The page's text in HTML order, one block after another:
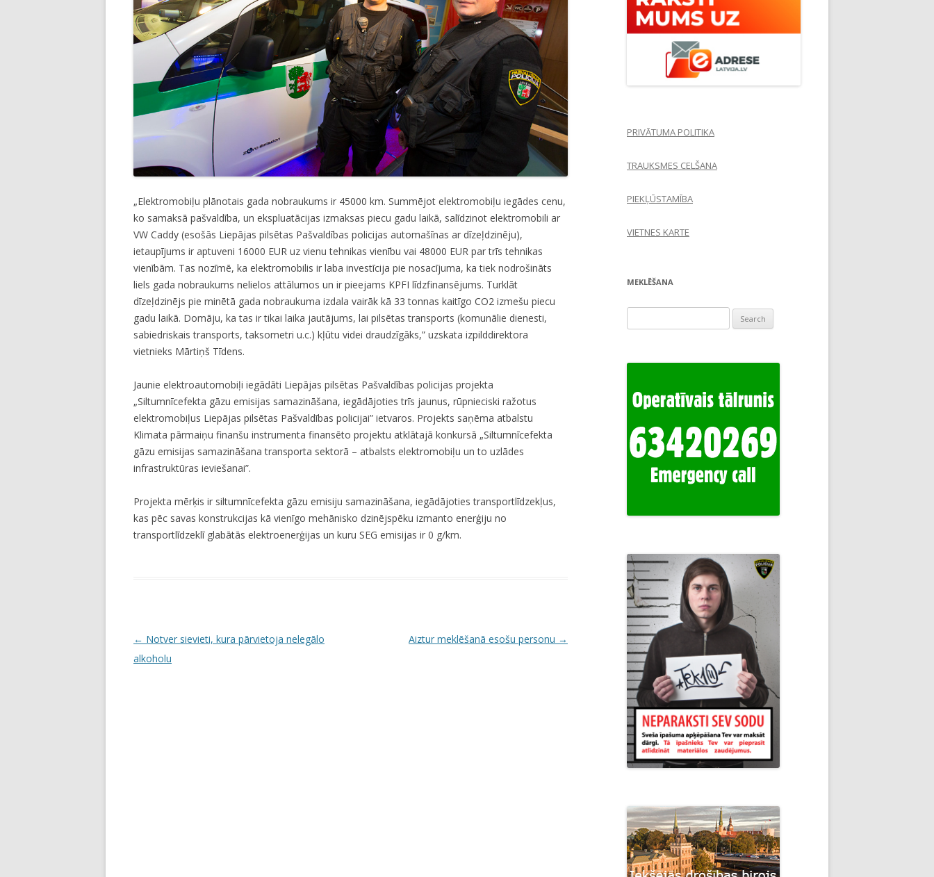
„Elektromobiļu plānotais gada nobraukums ir 45000 km. Summējot elektromobiļu iegādes cenu,
ko samaksā pašvaldība, un ekspluatācijas izmaksas piecu gadu laikā, salīdzinot elektromobili ar
VW Caddy (esošās Liepājas pilsētas Pašvaldības policijas automašīnas ar dīzeļdzinēju),
ietaupījums ir aptuveni 16000 EUR uz vienu tehnikas vienību vai 48000 EUR par trīs tehnikas
vienībām. Tas nozīmē, ka elektromobilis ir laba investīcija pie nosacījuma, ka tiek nodrošināts
liels gada nobraukums nelielos attālumos un ir pieejams KPFI līdzfinansējums. Turklāt
dīzeļdzinējs pie minētā gada nobraukuma izdala vairāk kā 33 tonnas kaitīgo CO2 izmešu piecu
gadu laikā. Domāju, ka tas ir tikai laika jautājums, lai pilsētas transports (komunālie dienesti,
sabiedriskais transports, taksometri u.c.) kļūtu videi draudzīgāks,” uzskata izpilddirektora
vietnieks Mārtiņš Tīdens.
Jaunie elektroautomobiļi iegādāti Liepājas pilsētas Pašvaldības policijas projekta
„Siltumnīcefekta gāzu emisijas samazināšana, iegādājoties trīs jaunus, rūpnieciski ražotus
elektromobiļus Liepājas pilsētas Pašvaldības policijai” ietvaros. Projekts saņēma atbalstu
Klimata pārmaiņu finanšu instrumenta finansēto projektu atklātajā konkursā „Siltumnīcefekta
gāzu emisijas samazināšana transporta sektorā – atbalsts elektromobiļu un to uzlādes
infrastruktūras ieviešanai”.
Projekta mērķis ir siltumnīcefekta gāzu emisiju samazināšana, iegādājoties transportlīdzekļus,
kas pēc savas konstrukcijas kā vienīgo mehānisko dzinējspēku izmanto enerģiju no
transportlīdzeklī glabātās elektroenerģijas un kuru SEG emisijas ir 0 g/km.
P
o
← Notver sievieti, kura pārvietoja nelegālo
alkoholu
Aiztur meklēšanā esošu personu →
PRIVĀTUMA POLITIKA
TRAUKSMES CELŠANA
PIEKĻŪSTAMĪBA
VIETNES KARTE
MEKLĒŠANA
for: